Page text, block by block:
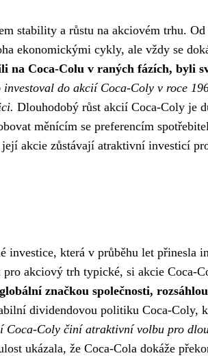
stability a růstu na akciovém trhu.
ekonomickými cykly, ale vždy se
na Coca-Colu v raných fázích, byli
investoval do akcií Coca-Coly v roce
Dlouhodobý růst akcií Coca-Coly je
měnícím se preferencím
akcie zůstávají atraktivní investicí
investice, která v průběhu let přinesla
akciový trh typické, si akcie Coca-
značkou společnosti,
dividendovou politiku Coca-Coly,
Coca-Coly činí atraktivní volbu pro
ukázala, že Coca-Cola dokáže